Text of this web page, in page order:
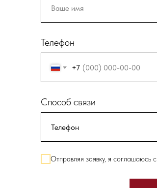
Телефон
+7
Способ связи
Отправляя заявку, я соглашаюсь с